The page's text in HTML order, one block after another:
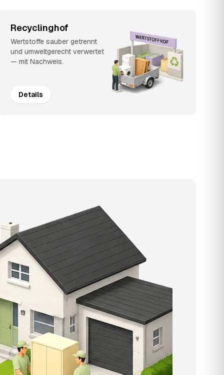
Recyclinghof
Wertstoffe sauber getrennt
und umweltgerecht verwertet
— mit Nachweis.
Details